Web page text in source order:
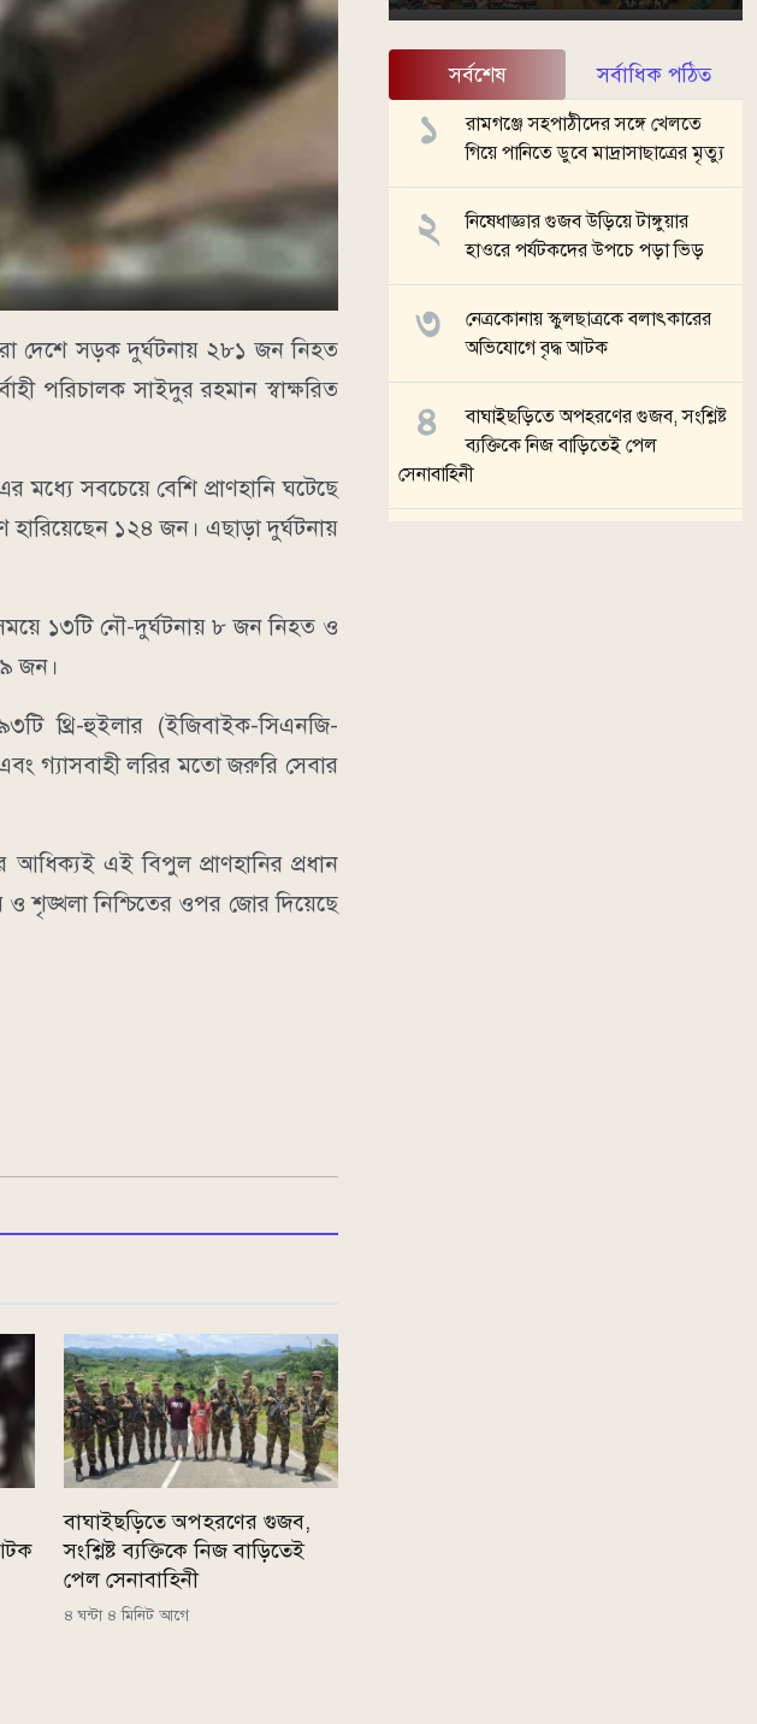
দেশে সড়ক দুর্ঘটনায় ২৮১ জন নিহত
পরিচালক সাইদুর রহমান স্বাক্ষরিত
সবচেয়ে বেশি প্রাণহানি ঘটেছে
হারিয়েছেন ১২৪ জন। এছাড়া দুর্ঘটনায়
১৩টি নৌ-দুর্ঘটনায় ৮ জন নিহত ও
জন।
থ্রি-হুইলার (ইজিবাইক-সিএনজি-
গ্যাসবাহী লরির মতো জরুরি সেবার
এই বিপুল প্রাণহানির প্রধান
শৃঙ্খলা নিশ্চিতের ওপর জোর দিয়েছে
বাঘাইছড়িতে অপহরণের গুজব,
সংশ্লিষ্ট ব্যক্তিকে নিজ বাড়িতেই
পেল সেনাবাহিনী
৪ ঘন্টা ৪ মিনিট আগে
সর্বশেষ সর্বাধিক পঠিত
রামগঞ্জে সহপাঠীদের সঙ্গে খেলতে
গিয়ে পানিতে ডুবে মাদ্রাসাছাত্রের মৃত্যু
নিষেধাজ্ঞার গুজব উড়িয়ে টাঙ্গুয়ার
হাওরে পর্যটকদের উপচে পড়া ভিড়
নেত্রকোনায় স্কুলছাত্রকে বলাৎকারের
অভিযোগে বৃদ্ধ আটক
বাঘাইছড়িতে অপহরণের গুজব, সংশ্লিষ্ট
ব্যক্তিকে নিজ বাড়িতেই পেল
সেনাবাহিনী